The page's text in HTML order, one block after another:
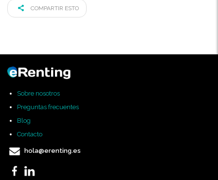
COMPARTIR ESTO
Sobre nosotros
Preguntas frecuentes
Blog
Contacto
hola@erenting.es